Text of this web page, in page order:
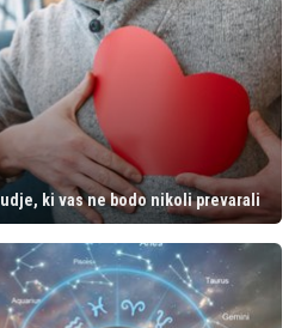
ki vas ne bodo nikoli prevarali